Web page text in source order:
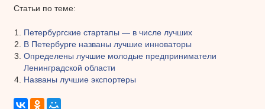
Статьи по теме:
Петербургские стартапы — в числе лучших
В Петербурге названы лучшие инноваторы
Определены лучшие молодые предприниматели
Ленинградской области
Названы лучшие экспортеры